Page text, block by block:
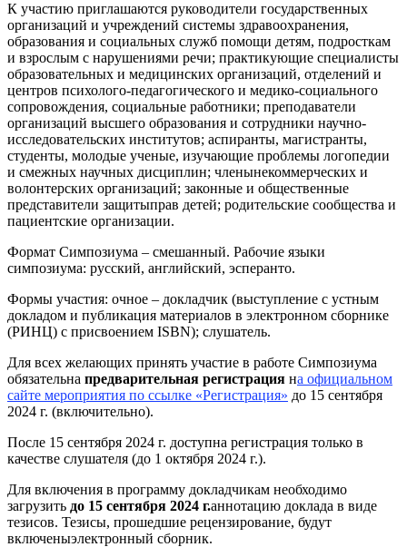
К участию приглашаются руководители государственных
организаций и учреждений системы здравоохранения,
образования и социальных служб помощи детям, подросткам
и взрослым с нарушениями речи; практикующие специалисты
образовательных и медицинских организаций, отделений и
центров психолого-педагогического и медико-социального
сопровождения, социальные работники; преподаватели
организаций высшего образования и сотрудники научно-
исследовательских институтов; аспиранты, магистранты,
студенты, молодые ученые, изучающие проблемы логопедии
и смежных научных дисциплин; членынекоммерческих и
волонтерских организаций; законные и общественные
представители защитыправ детей; родительские сообщества и
пациентские организации.
Формат Симпозиума – смешанный. Рабочие языки
симпозиума: русский, английский, эсперанто.
Формы участия: очное – докладчик (выступление с устным
докладом и публикация материалов в электронном сборнике
(РИНЦ) с присвоением ISBN); слушатель.
Для всех желающих принять участие в работе Симпозиума
обязательна предварительная регистрация на официальном
сайте мероприятия по ссылке «Регистрация» до 15 сентября
2024 г. (включительно).
После 15 сентября 2024 г. доступна регистрация только в
качестве слушателя (до 1 октября 2024 г.).
Для включения в программу докладчикам необходимо
загрузить до 15 сентября 2024 г.аннотацию доклада в виде
тезисов. Тезисы, прошедшие рецензирование, будут
включеныэлектронный сборник.